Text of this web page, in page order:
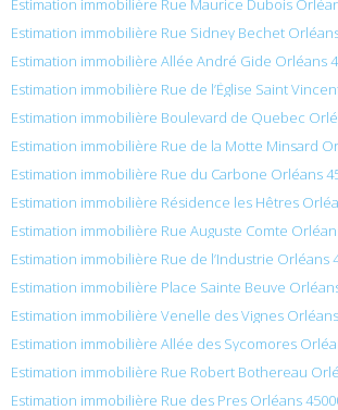
Estimation immobilière Rue Maurice Dubois
Estimation immobilière Rue Sidney Bechet
Estimation immobilière Allée André Gide Orléans
Estimation immobilière Rue de l’Église Saint
Estimation immobilière Boulevard de Quebec
Estimation immobilière Rue de la Motte Minsard
Estimation immobilière Rue du Carbone Orléans
Estimation immobilière Résidence les Hêtres
Estimation immobilière Rue Auguste Comte
Estimation immobilière Rue de l’Industrie Orléans
Estimation immobilière Place Sainte Beuve
Estimation immobilière Venelle des Vignes
Estimation immobilière Allée des Sycomores
Estimation immobilière Rue Robert Bothereau
Estimation immobilière Rue des Pres Orléans